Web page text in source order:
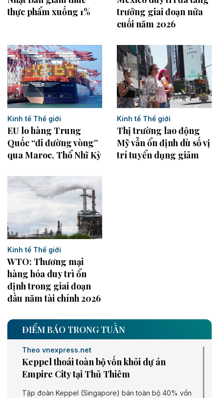
thực phẩm xuống 1%
trưởng giai đoạn nửa
cuối năm 2026
Kinh tế Thế giới
EU lo hàng Trung
Quốc “đi đường vòng”
qua Maroc, Thổ Nhĩ Kỳ
Kinh tế Thế giới
Thị trường lao động
Mỹ vẫn ổn định dù số vị
trí tuyển dụng giảm
Kinh tế Thế giới
WTO: Thương mại
hàng hóa duy trì ổn
định trong giai đoạn
đầu năm tài chính 2026
ĐIỂM BÁO TRONG TUẦN
Theo vnexpress.net
Keppel thoái toàn bộ vốn khỏi dự án
Empire City tại Thủ Thiêm
Tập đoàn Keppel (Singapore) bán toàn bộ 40% vốn